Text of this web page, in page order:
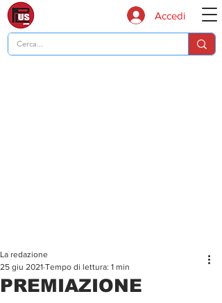
Accedi
PREMIAZIONE
La redazione
25 giu 2021 Tempo di lettura: 1 min